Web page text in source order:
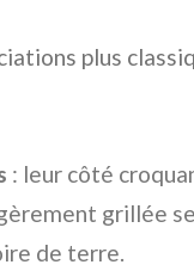
plus
: leur côté
grillée
de terre.